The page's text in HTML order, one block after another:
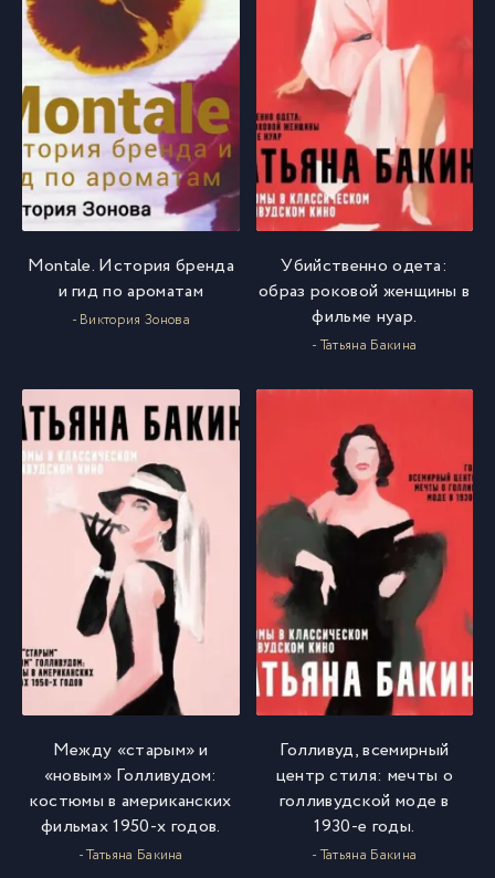
Montale. История бренда
и гид по ароматам
- Виктория Зонова
Убийственно одета:
образ роковой женщины в
фильме нуар.
- Татьяна Бакина
Между «старым» и
«новым» Голливудом:
костюмы в американских
фильмах 1950-х годов.
- Татьяна Бакина
Голливуд, всемирный
центр стиля: мечты о
голливудской моде в
1930-е годы.
- Татьяна Бакина